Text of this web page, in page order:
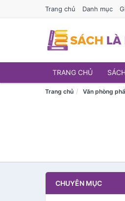
Trang chủ Danh mục
TRANG CHỦ
Trang chủ Văn phòng
CHUYÊN MỤC